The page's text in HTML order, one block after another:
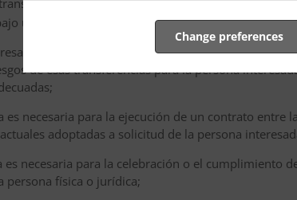
Change preferences
o un conjunto de transferencias de
una de las siguientes condiciones:
ha prestado su consentimiento explícito
de esas transferencias para la persona
es necesaria para la ejecución de un contrato
adoptadas a solicitud de la persona
es necesaria para la celebración o el cumplimiento
persona física o jurídica;